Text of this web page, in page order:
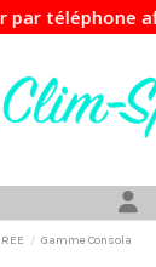
Gamme Consola